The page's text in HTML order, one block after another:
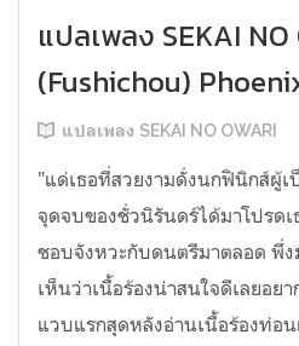
แปลเพลง SEKAI
(Fushichou)
แปลเพลง SEKAI NO OWARI
"แด่เธอที่สวยงามดั่งนกฟินิกส์ผู้
จุดจบของชั่วนิรันดร์ได้มาโปรด
ชอบจังหวะกับดนตรีมาตลอด พึ่ง
เห็นว่าเนื้อร้องน่าสนใจดีเลยอย
แวบแรกสุดหลังอ่านเนื้อร้องท่อ